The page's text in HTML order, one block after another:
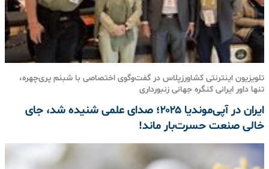
تلویزیون اینترنتی کشاورزپلاس در گفت‌وگوی اختصاصی با شبنم پری‌چهره،
تنها داور ایرانی کنگره جهانی زنبورداری
ایران در آپی‌موندیا ۲۰۲۵؛ صدای علمی شنیده شد، جای
خالی صنعت حسرت‌بار ماند!